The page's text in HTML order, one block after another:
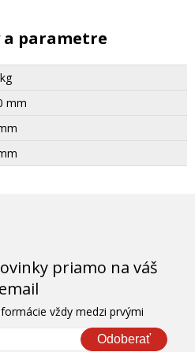
a parametre
mm
priamo na váš
email
vždy medzi prvými
Odoberať